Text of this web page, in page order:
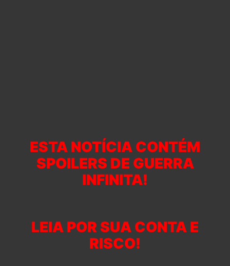
ESTA NOTÍCIA CONTÉM
SPOILERS DE GUERRA
INFINITA!
LEIA POR SUA CONTA E
RISCO!